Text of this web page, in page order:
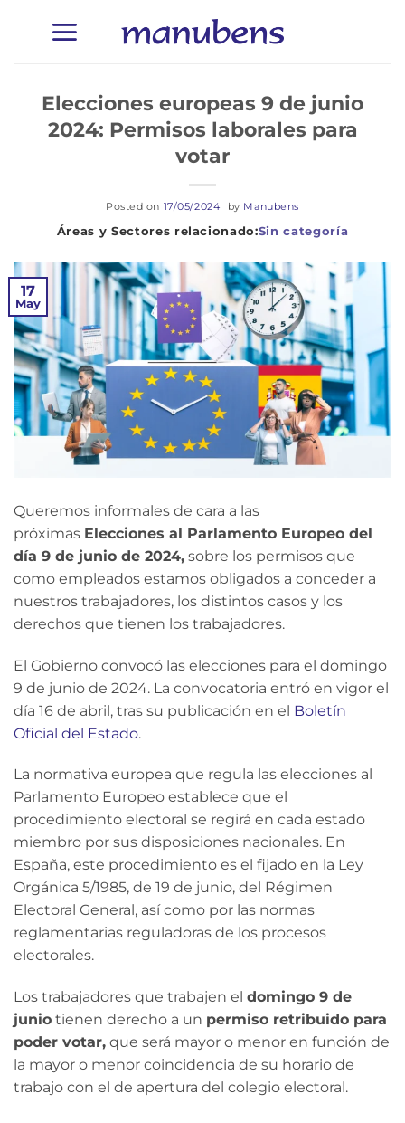
Sin categoría
Elecciones europeas 9 de junio
2024: Permisos laborales para
votar
Posted on 17/05/2024 by Manubens
17
May
Queremos informales de cara a las
próximas Elecciones al Parlamento Europeo del
día 9 de junio de 2024, sobre los permisos que
como empleados estamos obligados a conceder a
nuestros trabajadores, los distintos casos y los
derechos que tienen los trabajadores.
El Gobierno convocó las elecciones para el domingo
9 de junio de 2024. La convocatoria entró en vigor el
día 16 de abril, tras su publicación en el Boletín
Oficial del Estado.
La normativa europea que regula las elecciones al
Parlamento Europeo establece que el
procedimiento electoral se regirá en cada estado
miembro por sus disposiciones nacionales. En
España, este procedimiento es el fijado en la Ley
Orgánica 5/1985, de 19 de junio, del Régimen
Electoral General, así como por las normas
reglamentarias reguladoras de los procesos
electorales.
Los trabajadores que trabajen el domingo 9 de
junio tienen derecho a un permiso retribuido para
poder votar, que será mayor o menor en función de
la mayor o menor coincidencia de su horario de
trabajo con el de apertura del colegio electoral.